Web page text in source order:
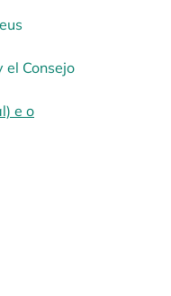
Consejo
e o